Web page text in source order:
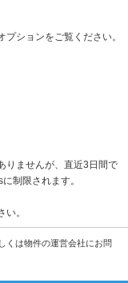
ションをご覧ください。
りませんが、直近3日間で
制限されます。
。
くは物件の運営会社にお問